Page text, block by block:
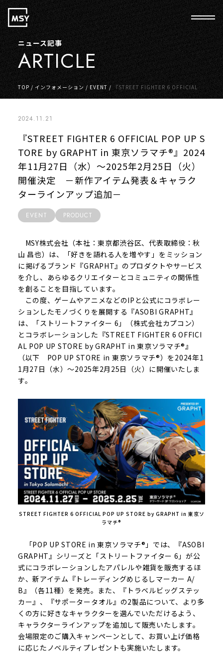
ニュース記事
ARTICLE
TOP / インフォメーション / EVENT /
OP UP STORE by GRAPHT in 東京ソラマチ®』2024年11月27日（水）～
2024.11.21
『STREET FIGHTER 6 OFFICIAL POP UP S
TORE by GRAPHT in 東京ソラマチ®』2024
年11月27日（水）～2025年2月25日（火）
開催決定 －新作アイテム発表＆キャラク
ターラインアップ追加－
EVENT PRODUCT
MSY株式会社（本社：東京都渋谷区、代表取締役：秋
山 昌也）は、「好きを語れる人を増やす」をミッション
に掲げるブランド『GRAPHT』のプロダクトやサービス
を介し、あらゆるクリエイターとコミュニティの関係性
を創ることを目指しています。
この度、ゲームやアニメなどのIPと公式にコラボレー
ションしたモノづくりを展開する『ASOBI GRAPHT』
は、「ストリートファイター 6」（株式会社カプコン）
とコラボレーションした『STREET FIGHTER 6 OFFICI
AL POP UP STORE by GRAPHT in 東京ソラマチ®』
（以下 POP UP STORE in 東京ソラマチ®）を2024年1
1月27日（水）～2025年2月25日（火）に開催いたしま
す。
STREET FIGHTER 6 OFFICIAL POP UP STORE by GRAPHT in 東京ソ
ラマチ®
「POP UP STORE in 東京ソラマチ®」では、『ASOBI
GRAPHT』シリーズと「ストリートファイター 6」が公
式にコラボレーションしたアパレルや雑貨を販売するほ
か、新アイテム『トレーディングめじるしマーカー A/
B』（各11種）を発売。また、『トラベルビッグステッ
カー』、『サポータータオル』の2製品について、より多
くの方に好きなキャラクターを選んでいただけるよう、
キャラクターラインアップを追加して販売いたします。
会場限定のご購入キャンペーンとして、お買い上げ価格
に応じたノベルティプレゼントも実施いたします。